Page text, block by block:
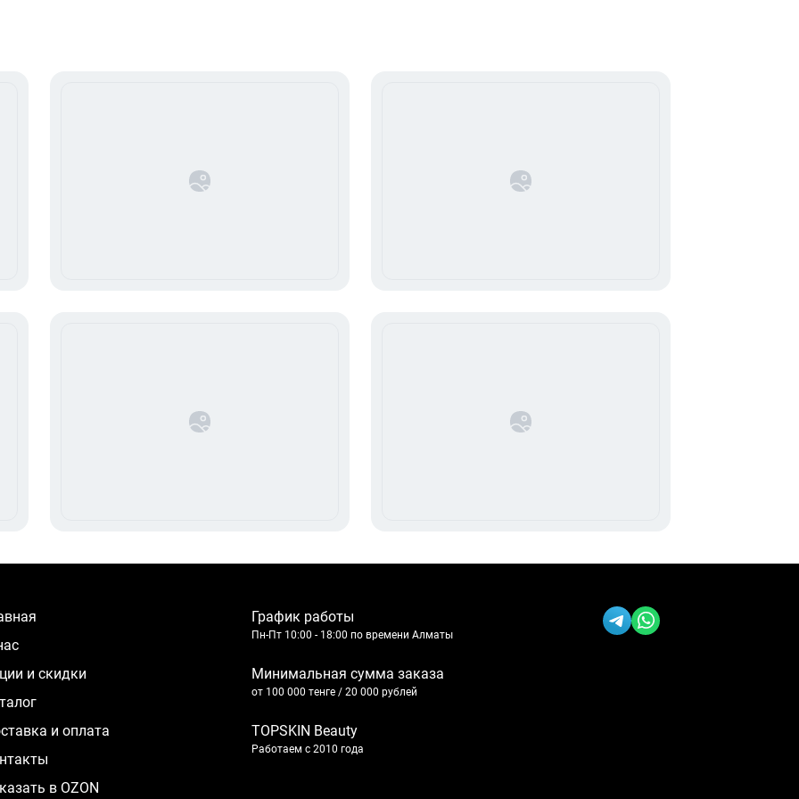
нас
и скидки
и оплата
в OZON
График работы
Пн-Пт 10:00 - 18:00 по времени Алматы
Минимальная сумма заказа
от 100 000 тенге / 20 000 рублей
TOPSKIN Beauty
Работаем с 2010 года